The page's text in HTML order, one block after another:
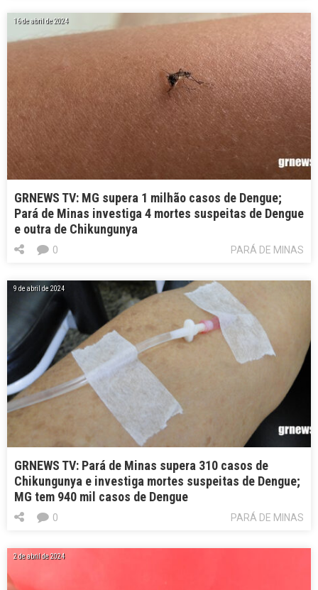
16 de abril de 2024
GRNEWS TV: MG supera 1 milhão casos de Dengue;
Pará de Minas investiga 4 mortes suspeitas de Dengue
e outra de Chikungunya
PARÁ DE MINAS
0
9 de abril de 2024
GRNEWS TV: Pará de Minas supera 310 casos de
Chikungunya e investiga mortes suspeitas de Dengue;
MG tem 940 mil casos de Dengue
PARÁ DE MINAS
0
2 de abril de 2024